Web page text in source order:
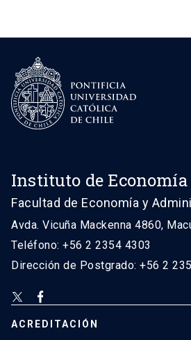
Instituto de Economía
Facultad de Economía y
Avda. Vicuña Mackenna 4860,
Teléfono: +56 2 2354 4303
Dirección de Postgrado: +56 2
ACREDITACIÓN